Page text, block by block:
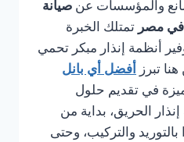
والمؤسسات عن صيانة
تمتلك الخبرة
أنظمة إنذار مبكر تحمي
تبرز أفضل أي بانل
في تقديم حلول
الحريق، بداية من
بالتوريد والتركيب، وحتى